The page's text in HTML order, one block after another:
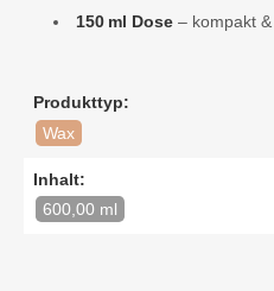
150 ml Dose – kompakt
Produkttyp:
Wax
Inhalt:
600,00 ml